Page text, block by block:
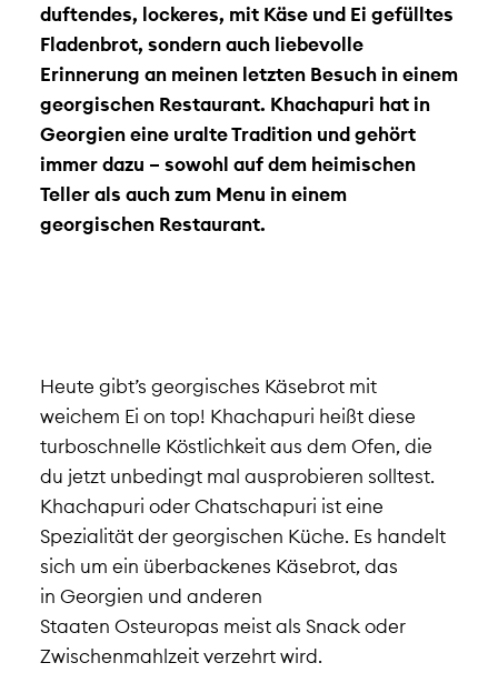
duftendes, lockeres, mit Käse und Ei gefülltes
Fladenbrot, sondern auch liebevolle
Erinnerung an meinen letzten Besuch in einem
georgischen Restaurant. Khachapuri hat in
Georgien eine uralte Tradition und gehört
immer dazu – sowohl auf dem heimischen
Teller als auch zum Menu in einem
georgischen Restaurant.
Heute gibt’s georgisches Käsebrot mit
weichem Ei on top! Khachapuri heißt diese
turboschnelle Köstlichkeit aus dem Ofen, die
du jetzt unbedingt mal ausprobieren solltest.
Khachapuri oderChatschapuri ist eine
Spezialität dergeorgischen Küche. Es handelt
sich um ein überbackenes Käsebrot, das
in Georgien und anderen
Staaten Osteuropas meist als Snack oder
Zwischenmahlzeit verzehrt wird.